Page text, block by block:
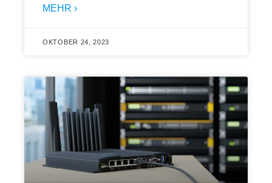
MEHR ›
OKTOBER 24, 2023